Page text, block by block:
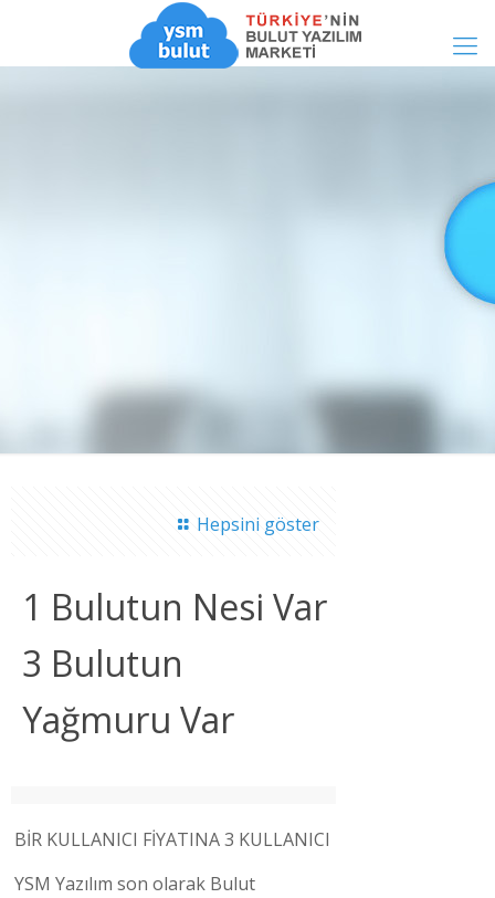
Hepsini göster
1 Bulutun Nesi Var
3 Bulutun
Yağmuru Var
BİR KULLANICI FİYATINA 3 KULLANICI
YSM Yazılım son olarak Bulut